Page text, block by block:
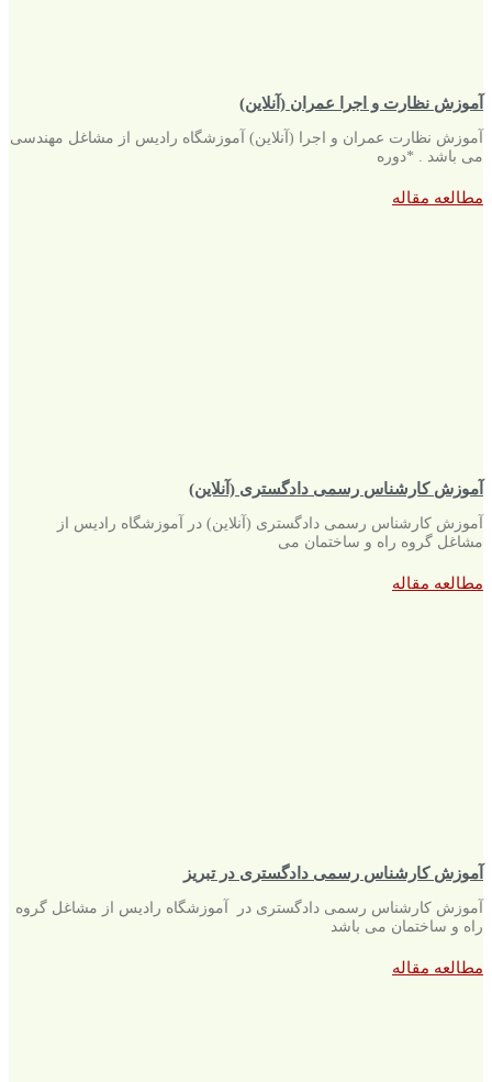
آموزش نظارت و اجرا عمران (آنلاین)
آموزش نظارت عمران و اجرا (آنلاین) آموزشگاه رادیس از مشاغل مهندسی
می باشد . *دوره
مطالعه مقاله
آموزش کارشناس رسمی دادگستری (آنلاین)
آموزش کارشناس رسمی دادگستری (آنلاین) در آموزشگاه رادیس از
مشاغل گروه راه و ساختمان می
مطالعه مقاله
آموزش کارشناس رسمی دادگستری در تبریز
آموزش کارشناس رسمی دادگستری در آموزشگاه رادیس از مشاغل گروه
راه و ساختمان می باشد
مطالعه مقاله